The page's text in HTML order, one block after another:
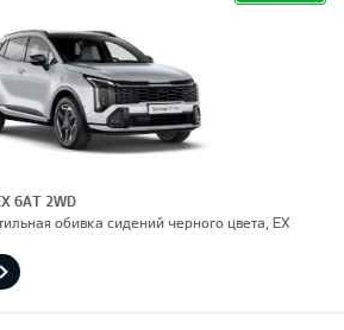
6AT 2WD
обивка сидений черного цвета, EX